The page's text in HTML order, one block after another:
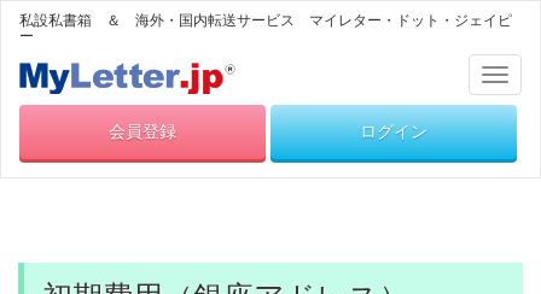
私設私書箱 ＆ 海外・国内転送サービス マイレター・ドット・ジェイピ
ー
会員登録
ログイン